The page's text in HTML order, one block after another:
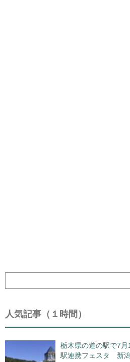
索
人気記事（１時間）
栃木県の道の駅で7
駅連携フェスタ 新